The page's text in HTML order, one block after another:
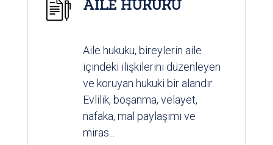
AİLE HUKUKU
Aile hukuku, bireylerin aile
içindeki ilişkilerini düzenleyen
ve koruyan hukuki bir alandır.
Evlilik, boşanma, velayet,
nafaka, mal paylaşımı ve
miras...